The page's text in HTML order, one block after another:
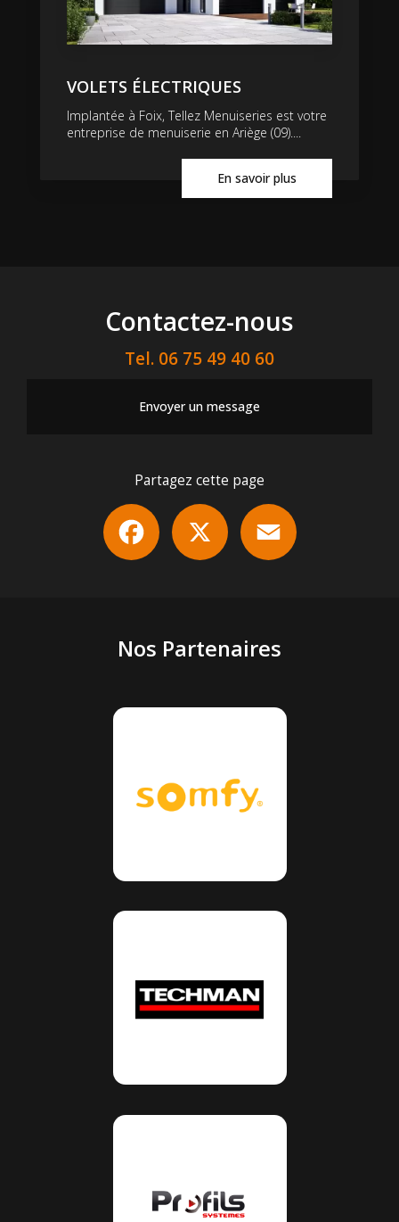
VOLETS ÉLECTRIQUES
Implantée à Foix, Tellez Menuiseries est votre
entreprise de menuiserie en Ariège (09)....
En savoir plus
Contactez-nous
Tel. 06 75 49 40 60
Envoyer un message
Partagez cette page
Facebook
Nos Partenaires